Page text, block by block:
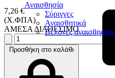
Αναισθησία
Σύριγγες
Αναισθητικά
Βελόνες αναισθησίας
7,26 €
(Χ.ΦΠΑ)
ΑΜΕΣΑ ΔΙΑΘΕΣΙΜΟ
Προσθήκη στο καλάθι